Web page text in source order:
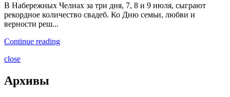
В Набережных Челнах за три дня, 7, 8 и 9 июля, сыграют
рекордное количество свадеб. Ко Дню семьи, любви и
верности реш...
Continue reading
close
Архивы